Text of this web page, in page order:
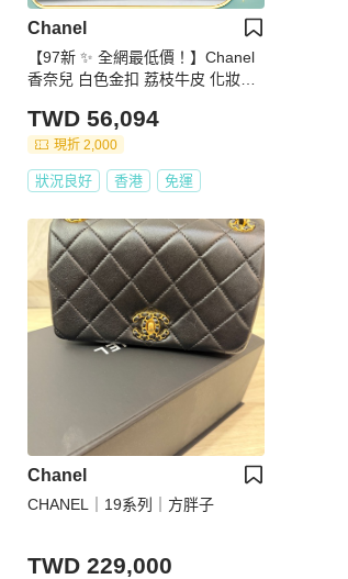
Chanel
【97新 ✨ 全網最低價！】Chanel
香奈兒 白色金扣 荔枝牛皮 化妝盒
❗️）
TWD 56,094
現折 2,000
狀況良好 香港 免運
Chanel
CHANEL｜19系列｜方胖子
TWD 229,000